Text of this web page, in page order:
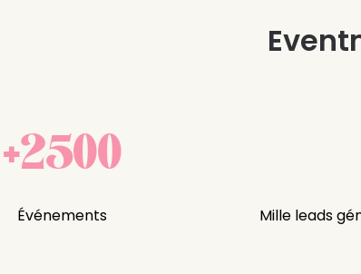
+2500
Événements
Mille leads